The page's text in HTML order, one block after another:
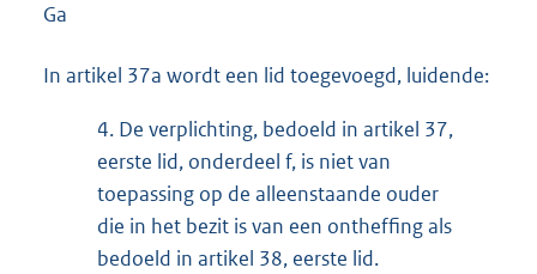
Ga
In artikel 37a wordt een lid toegevoegd, luidende:
4. De verplichting, bedoeld in artikel 37,
eerste lid, onderdeel f, is niet van
toepassing op de alleenstaande ouder
die in het bezit is van een ontheffing als
bedoeld in artikel 38, eerste lid.